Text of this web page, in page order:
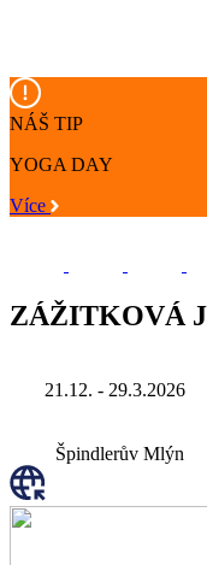
NÁŠ TIP
YOGA DAY
Více
ZÁŽITKOVÁ
21.12. - 29.3.2026
Špindlerův Mlýn